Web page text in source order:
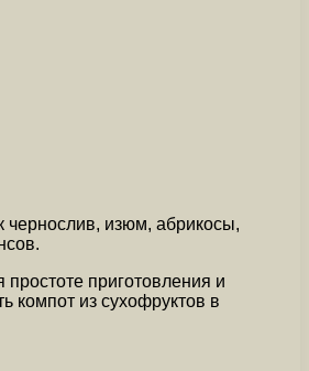
чернослив, изюм, абрикосы,
приготовления и
компот из сухофруктов в